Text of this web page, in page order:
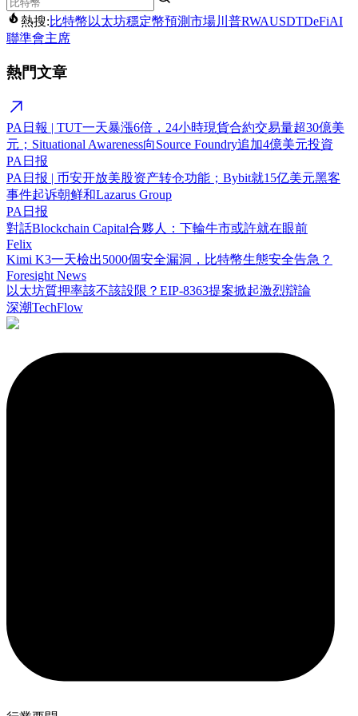
熱搜:比特幣 以太坊穩定幣預測市場川普RWAUSDTDeFiAI
聯準會主席
熱門文章
PA日報 | TUT一天暴漲6倍，24小時現貨合約交易量超30億美
元；Situational Awareness向Source Foundry追加4億美元投資
PA日报
PA日报 | 币安开放美股资产转仓功能；Bybit就15亿美元黑客
事件起诉朝鲜和Lazarus Group
PA日报
對話Blockchain Capital合夥人：下輪牛市或許就在眼前
Felix
Kimi K3一天檢出5000個安全漏洞，比特幣生態安全告急？
Foresight News
以太坊質押率該不該設限？EIP-8363提案掀起激烈辯論
深潮TechFlow